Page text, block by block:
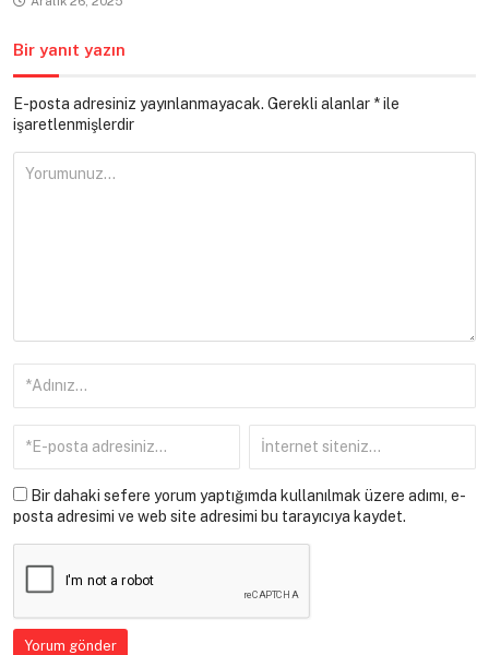
Bir yanıt yazın
E-posta adresiniz yayınlanmayacak. Gerekli alanlar *ile
işaretlenmişlerdir
Bir dahaki sefere yorum yaptığımda kullanılmak üzere adımı, e-
posta adresimi ve web site adresimi bu tarayıcıya kaydet.